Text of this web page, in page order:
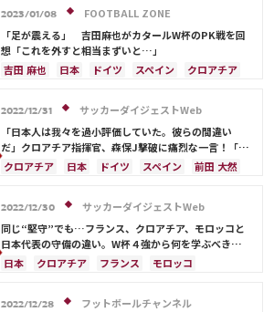
2023/01/08
FOOTBALL ZONE
「足が震える」 吉田麻也がカタールW杯のPK戦を回
想「これを外すと相当まずいと…」
吉田 麻也
日本 ドイツ スペイン
クロアチア
2022/12/31
サッカーダイジェストWeb
「日本人は我々を過小評価していた。彼らの間違い
だ」クロアチア指揮官、森保J撃破に痛烈な一言！「私
たちを簡単な相手だと思っていた」【2022総集編】
クロアチア 日本 ドイツ スペイン
前田 大然
2022/12/30
サッカーダイジェストWeb
同じ“堅守”でも…フランス、クロアチア、モロッコと
日本代表の守備の違い。W杯４強から何を学ぶべき
か？【小宮良之の日本サッカー兵法書】
日本 クロアチア フランス
モロッコ
ドイツ
コスタリカ
吉田 麻也
2022/12/28
フットボールチャンネル